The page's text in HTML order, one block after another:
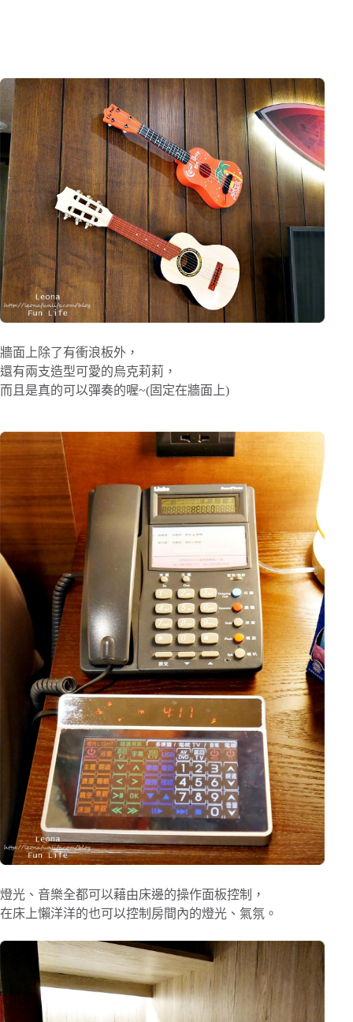
牆面上除了有衝浪板外，
還有兩支造型可愛的烏克莉莉，
而且是真的可以彈奏的喔~(固定在牆面上)
燈光、音樂全都可以藉由床邊的操作面板控制，
在床上懶洋洋的也可以控制房間內的燈光、氣氛。